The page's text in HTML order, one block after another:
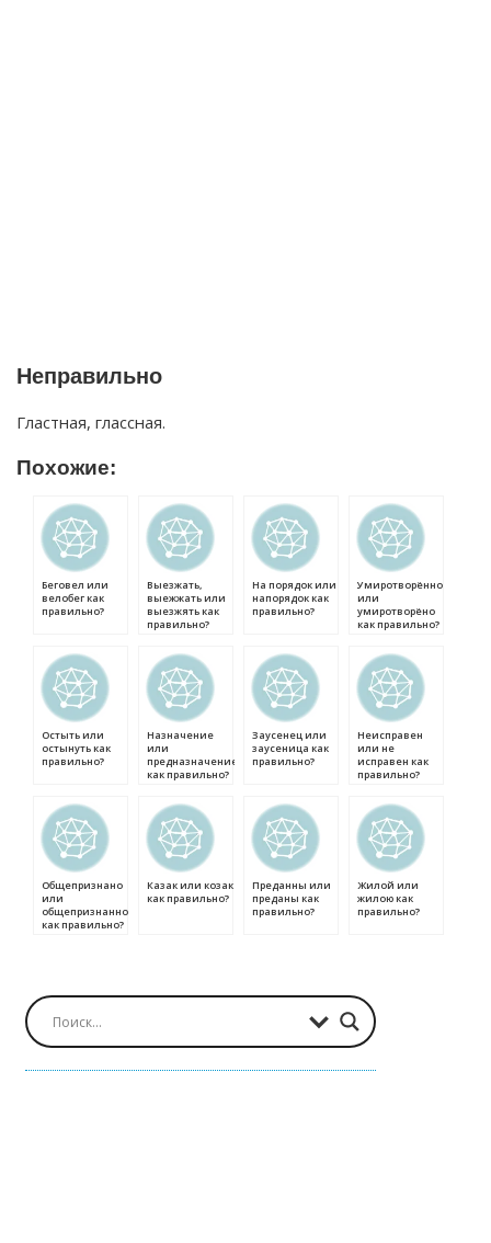
Неправильно
Гластная, глассная.
Похожие:
Беговел или
велобег как
правильно?
Выезжать,
выежжать или
выезжять как
правильно?
На порядок или
напорядок как
правильно?
Умиротворённо
или
умиротворёно
как правильно?
Остыть или
остынуть как
правильно?
Назначение
или
предназначение
как правильно?
Заусенец или
заусеница как
правильно?
Неисправен
или не
исправен как
правильно?
Общепризнано
или
общепризнанно
как правильно?
Казак или козак
как правильно?
Преданны или
преданы как
правильно?
Жилой или
жилою как
правильно?